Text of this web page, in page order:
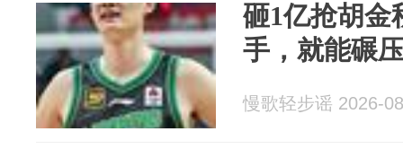
砸1亿抢胡金
手，就能碾
慢歌轻步谣 2026-